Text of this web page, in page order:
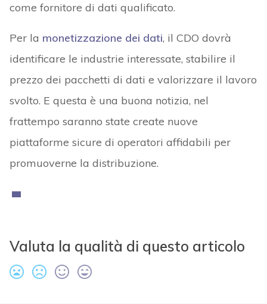
come fornitore di dati qualificato.
Per la monetizzazione dei dati, il CDO dovrà
identificare le industrie interessate, stabilire il
prezzo dei pacchetti di dati e valorizzare il lavoro
svolto. E questa è una buona notizia, nel
frattempo saranno state create nuove
piattaforme sicure di operatori affidabili per
promuoverne la distribuzione.
Valuta la qualità di questo articolo